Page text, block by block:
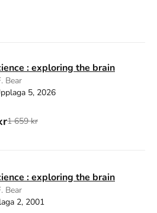
: exploring the brain
Bear
5, 2026
1 659 kr
: exploring the brain
Bear
2, 2001